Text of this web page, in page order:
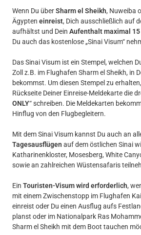
Wenn Du überSharm el Sheikh, Nuweiba
Ägypten einreist, Dich ausschließlich auf
aufhältst und Dein Aufenthalt maximal 15
Du auch das kostenlose „Sinai Visum“
Das Sinai Visum ist ein Stempel, welchen
Zoll z.B. im Flughafen Sharm el Sheikh, in
bekommst. Um diesen Stempel zu
Rückseite Deiner Einreise-Meldekarte die
ONLY“ schreiben. Die Meldekarten
Hinflug von den Flugbegleitern.
Mit dem Sinai Visum kannst Du auch an
Tagesausflügen auf dem östlichen Sinai
Katharinenkloster, Mosesberg, White
sowie an zahlreichen Wüstensafaris
Ein Touristen-Visum wird erforderlich,
mit einem Zwischenstopp im Flughafen
einreist oder Du einen Ausflug aufs
planst oder im Nationalpark Ras
Sharm el Sheikh mit dem Boot tauchen